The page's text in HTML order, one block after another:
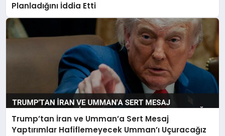
Planladığını İddia Etti
Trump’tan İran ve Umman’a Sert Mesaj
Yaptırımlar Hafiflemeyecek Umman’ı Uçuracağız